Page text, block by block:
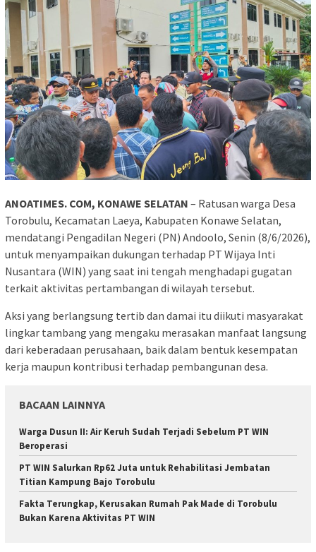
ANOATIMES. COM, KONAWE SELATAN – Ratusan warga Desa
Torobulu, Kecamatan Laeya, Kabupaten Konawe Selatan,
mendatangi Pengadilan Negeri (PN) Andoolo, Senin (8/6/2026),
untuk menyampaikan dukungan terhadap PT Wijaya Inti
Nusantara (WIN) yang saat ini tengah menghadapi gugatan
terkait aktivitas pertambangan di wilayah tersebut.
Aksi yang berlangsung tertib dan damai itu diikuti masyarakat
lingkar tambang yang mengaku merasakan manfaat langsung
dari keberadaan perusahaan, baik dalam bentuk kesempatan
kerja maupun kontribusi terhadap pembangunan desa.
BACAAN LAINNYA
Warga Dusun II: Air Keruh Sudah Terjadi Sebelum PT WIN
Beroperasi
PT WIN Salurkan Rp62 Juta untuk Rehabilitasi Jembatan
Titian Kampung Bajo Torobulu
Fakta Terungkap, Kerusakan Rumah Pak Made di Torobulu
Bukan Karena Aktivitas PT WIN